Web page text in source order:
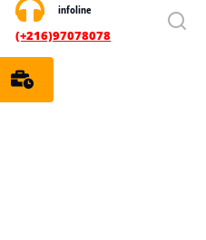
infoline
(+216)97078078